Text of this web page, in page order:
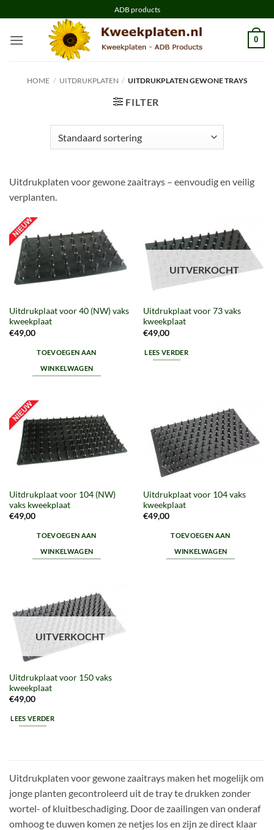
naar
inhoud
ADB products
0
HOME / UITDRUKPLATEN / UITDRUKPLATEN GEWONE TRAYS
FILTER
Uitdrukplaten voor gewone zaaitrays – eenvoudig en veilig
verplanten.
Uitdrukplaat voor 40 (NW) vaks
kweekplaat
€49,00
TOEVOEGEN AAN
WINKELWAGEN
UITVERKOCHT
Uitdrukplaat voor 73 vaks
kweekplaat
€49,00
LEES VERDER
Uitdrukplaat voor 104 (NW)
vaks kweekplaat
€49,00
TOEVOEGEN AAN
WINKELWAGEN
Uitdrukplaat voor 104 vaks
kweekplaat
€49,00
TOEVOEGEN AAN
WINKELWAGEN
UITVERKOCHT
Uitdrukplaat voor 150 vaks
kweekplaat
€49,00
LEES VERDER
Uitdrukplaten voor gewone zaaitrays maken het mogelijk om
jonge planten gecontroleerd uit de tray te drukken zonder
wortel- of kluitbeschadiging. Door de zaailingen van onderaf
omhoog te duwen komen ze netjes los en zijn ze direct klaar